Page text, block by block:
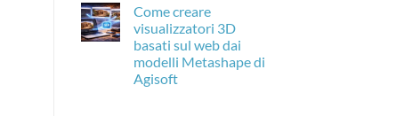
Agisoft
Metashape
senza
crash
su
Come
ottimizzare
modelli
3D
di
Come creare
visualizzatori 3D
basati sul web dai
modelli Metashape di
Agisoft